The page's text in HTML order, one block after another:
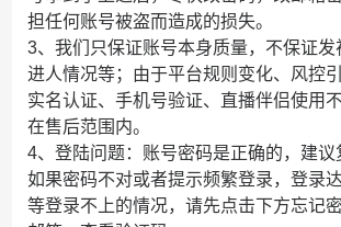
担任何账号被盗而造成的损失。
3、我们只保证账号本身质量，不保证
进人情况等；由于平台规则变化、风控
实名认证、手机号验证、直播伴侣使用
在售后范围内。
4、登陆问题：账号密码是正确的，建议
如果密码不对或者提示频繁登录，登录
等登录不上的情况，请先点击下方忘记